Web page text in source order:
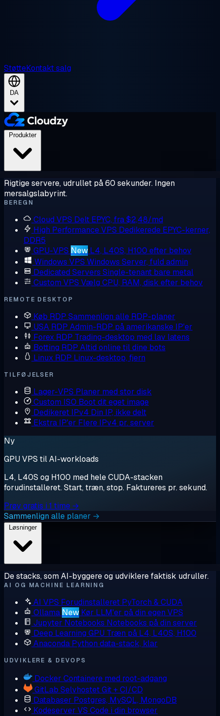
StøtteKontakt salg
DA
Produkter
Rigtige servere, udrullet på 60 sekunder. Ingen
mersalgslabyrint.
BEREGN
Cloud VPS Delt EPYC, fra $2,48/md
High Performance VPS Dedikerede EPYC-kerner,
DDR5
GPU-VPS New L4, L40S, H100 efter behov
Windows VPS Windows Server, fuld admin
Dedicated Servers Single-tenant bare metal
Custom VPS Vælg CPU, RAM, disk efter behov
REMOTE DESKTOP
Køb RDP Sammenlign alle RDP-planer
USA RDP Admin-RDP på amerikanske IP'er
Forex RDP Trading-desktop med lav latens
Botting RDP Altid online til dine bots
Linux RDP Linux-desktop, fjern
TILFØJELSER
Lager-VPS Planer med stor disk
Custom ISO Boot dit eget image
Dedikeret IPv4 Din IP, ikke delt
Ekstra IP'er Flere IPv4 pr. server
Ny
GPU VPS til AI-workloads
L4, L40S og H100 med hele CUDA-stacken
forudinstalleret. Start, træn, stop. Faktureres pr. sekund.
Prøv gratis i 1 time →
Sammenlign alle planer →
Løsninger
De stacks, som AI-byggere og udviklere faktisk udruller.
AI OG MACHINE LEARNING
AI VPS Forudinstalleret PyTorch & CUDA
Ollama New Kør LLM'er på din egen VPS
Jupyter Notebooks Notebooks på din server
Deep Learning GPU Træn på L4, L40S, H100
Anaconda Python data-stack, klar
UDVIKLERE & DEVOPS
Docker Containere med root-adgang
GitLab Selvhostet Git + CI/CD
Databaser Postgres, MySQL, MongoDB
Kodeserver VS Code i din browser